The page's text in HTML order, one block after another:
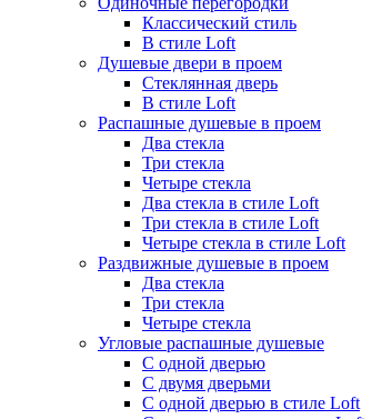
Классический стиль
В стиле Loft
Душевые двери в проем
Стеклянная дверь
В стиле Loft
Распашные душевые в проем
Два стекла
Три стекла
Четыре стекла
Два стекла в стиле Loft
Три стекла в стиле Loft
Четыре стекла в стиле Loft
Раздвижные душевые в проем
Два стекла
Три стекла
Четыре стекла
Угловые распашные душевые
С одной дверью
С двумя дверьми
С одной дверью в стиле Loft